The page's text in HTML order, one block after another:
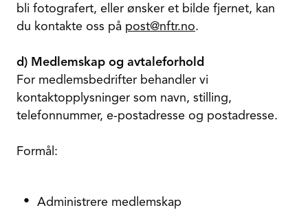
bli fotografert, eller ønsker et bilde fjernet, kan
du kontakte oss på post@nftr.no.
d) Medlemskap og avtaleforhold
For medlemsbedrifter behandler vi
kontaktopplysninger som navn, stilling,
telefonnummer, e-postadresse og postadresse.
Formål:
Administrere medlemskap